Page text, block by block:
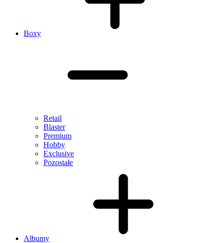
Boxy
Retail
Blaster
Premium
Hobby
Exclusive
Pozostałe
Albumy